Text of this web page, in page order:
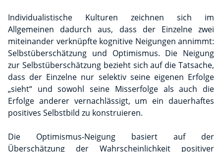
Individualistische Kulturen zeichnen sich im
Allgemeinen dadurch aus, dass der Einzelne zwei
miteinander verknüpfte kognitive Neigungen annimmt:
Selbstüberschätzung und Optimismus. Die Neigung
zur Selbstüberschätzung bezieht sich auf die Tatsache,
dass der Einzelne nur selektiv seine eigenen Erfolge
„sieht“ und sowohl seine Misserfolge als auch die
Erfolge anderer vernachlässigt, um ein dauerhaftes
positives Selbstbild zu konstruieren.
Die Optimismus-Neigung basiert auf der
Überschätzung der Wahrscheinlichkeit positiver